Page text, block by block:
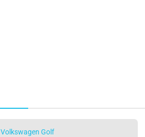
Volkswagen Golf